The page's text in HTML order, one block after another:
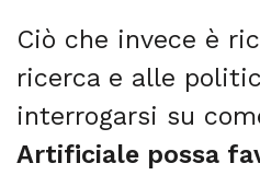
Ciò che invece è
ricerca e alle
interrogarsi su
Artificiale possa